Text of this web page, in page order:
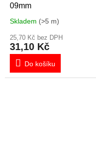
09mm
Skladem (>5 m)
25,70 Kč bez DPH
31,10 Kč
Do košíku